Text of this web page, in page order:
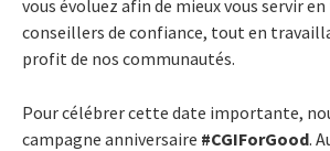
vous évoluez afin de mieux vous servir
conseillers de confiance, tout en
profit de nos communautés.
Pour célébrer cette date importante,
campagne anniversaire #CGIForGood.